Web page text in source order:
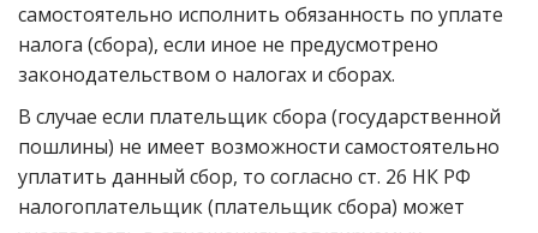
самостоятельно исполнить обязанность по уплате
налога (сбора), если иное не предусмотрено
законодательством о налогах и сборах.
В случае если плательщик сбора (государственной
пошлины) не имеет возможности самостоятельно
уплатить данный сбор, то согласно ст. 26 НК РФ
налогоплательщик (плательщик сбора) может